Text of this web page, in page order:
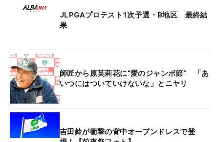
バンテリンレディス」（予選落ち）にも出場してい
る注目アマチュア選手だ。
で、1回目のときから観に来ていました。だから、
こうして出ることができて本当にうれしいです」。
かつてはロープの外から憧れの選手たちを見つめて
いた場所に、今年は“見られる側”として立った。
憧れのプロゴルファーを聞かれると、「“推し”とか
って言うとおこがましいんですけど…」と照れくさ
JLPGAプロテスト1次予選・B地区 最終結
果
師匠から原英莉花に“愛のジャンボ節” 「あ
いつにはついていけないな」とニヤリ
吉田鈴が衝撃の背中オープンドレスで登